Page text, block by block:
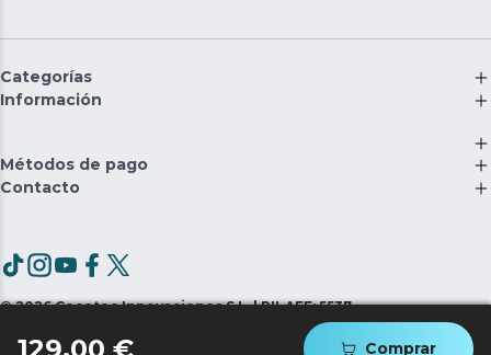
Comprar
Categorías
Información
Métodos de pago
Contacto
©2026 Cecotec Innovaciones S.L. | RII-AEE: 5537